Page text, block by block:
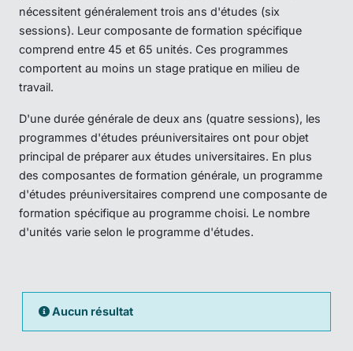
nécessitent généralement trois ans d'études (six
sessions). Leur composante de formation spécifique
comprend entre 45 et 65 unités. Ces programmes
comportent au moins un stage pratique en milieu de
travail.
D'une durée générale de deux ans (quatre sessions), les
programmes d'études préuniversitaires ont pour objet
principal de préparer aux études universitaires. En plus
des composantes de formation générale, un programme
d'études préuniversitaires comprend une composante de
formation spécifique au programme choisi. Le nombre
d'unités varie selon le programme d'études.
Aucun résultat